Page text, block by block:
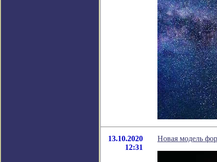
13.10.2020
12:31
Новая модель